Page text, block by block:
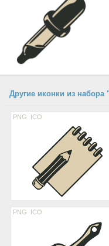
Другие иконки из
PNG ICO
PNG ICO